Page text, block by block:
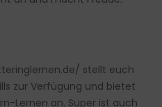
stellt euch
zur Verfügung und bietet
Lernen an. Super ist auch